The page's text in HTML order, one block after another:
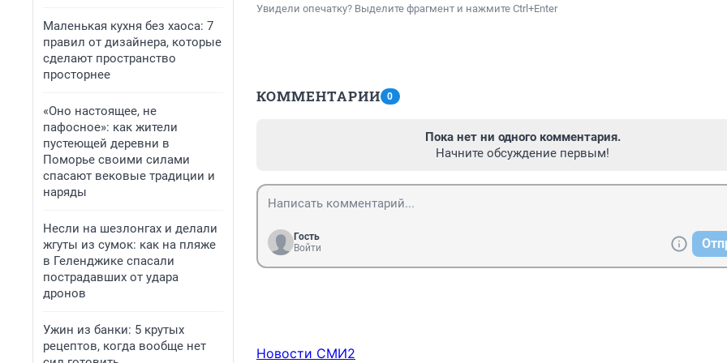
Маленькая кухня без хаоса: 7
правил от дизайнера, которые
сделают пространство
просторнее
«Оно настоящее, не
пафосное»: как жители
пустеющей деревни в
Поморье своими силами
спасают вековые традиции и
наряды
Несли на шезлонгах и делали
жгуты из сумок: как на пляже
в Геленджике спасали
пострадавших от удара
дронов
Ужин из банки: 5 крутых
рецептов, когда вообще нет
Увидели опечатку? Выделите фрагмент и нажмите Ctrl+Enter
КОММЕНТАРИИ 0
Пока нет ни одного комментария.
Начните обсуждение первым!
Гость
Войти
Новости СМИ2